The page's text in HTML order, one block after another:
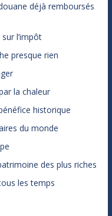
déjà remboursés
l’impôt
presque rien
la chaleur
historique
du monde
des plus riches
les temps